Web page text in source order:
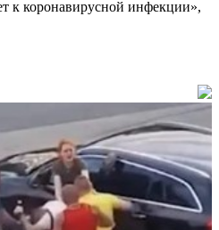
к коронавирусной инфекции»,